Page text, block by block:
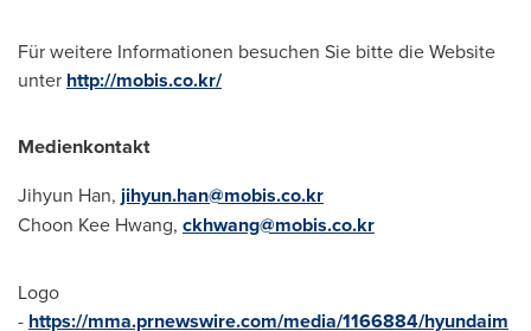
Für weitere Informationen besuchen Sie bitte die Website
unter http://mobis.co.kr/
Medienkontakt
Jihyun Han, jihyun.han@mobis.co.kr
Choon Kee Hwang, ckhwang@mobis.co.kr
Logo
- https://mma.prnewswire.com/media/1166884/hyundaim